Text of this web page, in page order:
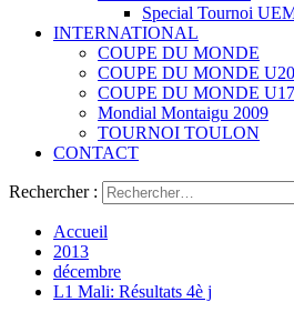
Special Tournoi
INTERNATIONAL
COUPE DU MONDE
COUPE DU MONDE U20
COUPE DU MONDE U17
Mondial Montaigu 2009
TOURNOI TOULON
CONTACT
Rechercher :
Accueil
2013
décembre
L1 Mali: Résultats 4è j